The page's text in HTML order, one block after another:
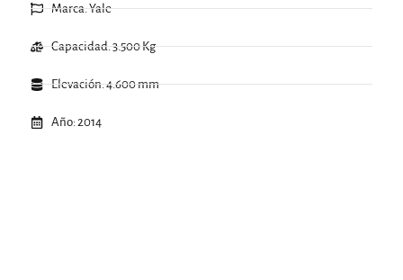
Marca: Yale
Capacidad: 3.500 Kg
Elevación: 4.600 mm
Año: 2014